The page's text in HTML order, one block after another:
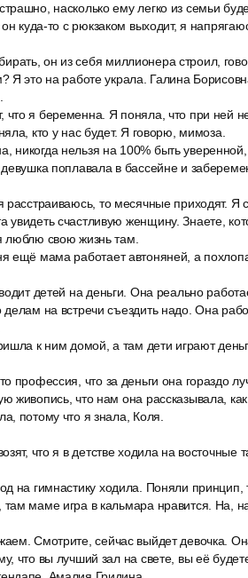
насколько ему легко из семьи
куда-то с рюкзаком выходит, я
он из себя миллионера строил,
Я это на работе украла. Галина
я беременна. Я поняла, что при ней
кто у нас будет. Я говорю, мимоза.
нельзя на 100% быть
девушка поплавала в бассейне и
то месячные приходят. Я
счастливую женщину. Знаете,
люблю свою жизнь там.
ещё мама работает автоняней, а
детей на деньги. Она реально
делам на встречи съездить надо. Она
к ним домой, а там дети играют
профессия, что за деньги она гораздо
живопись, что нам она рассказывала,
потому что я знала, Коля.
что я в детстве ходила на
на гимнастику ходила. Поняли
маме игра в кальмара нравится. На,
Смотрите, сейчас выйдет девочка.
что вы лучший зал на свете, вы её